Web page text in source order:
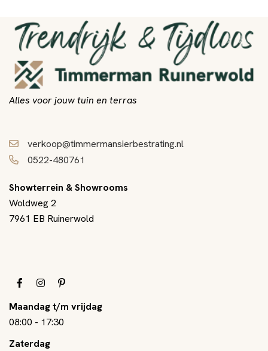
Alles voor jouw tuin en terras
verkoop@timmermansierbestrating.nl
0522-480761
Showterrein & Showrooms
Woldweg 2
7961 EB Ruinerwold
Maandag t/m vrijdag
08:00 - 17:30
Zaterdag